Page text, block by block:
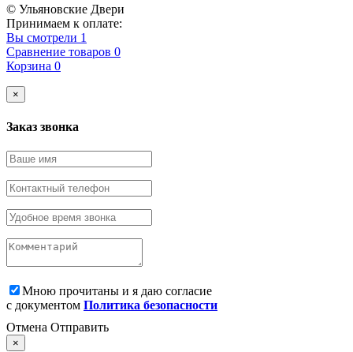
© Ульяновские Двери
Принимаем к оплате:
Вы смотрели 1
Сравнение товаров 0
Корзина 0
×
Заказ звонка
Мною прочитаны и я даю согласие
с документом Политика безопасности
Отмена Отправить
×